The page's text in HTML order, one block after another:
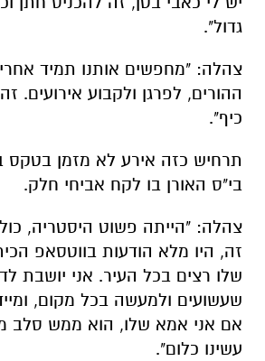
גדול".
צהלה: "מחפשים אותנו תמיד
ההורים, לפרגן ולקבוע אירועים.
כיף".
תרחיש כזה אירע לא מזמן בטקס
בי"ס האורן בו לקח אביחי חלק.
צהלה: "הייתה פשוט היסטריה,
זה, היו מלא הודעות בווטסאפ
שלו רצים בכל העיר. אני יושבת
שעשועים ולמעשה בכל מקום,
אם אני אמא שלו, הוא ממש סלב
עשינו כלום".